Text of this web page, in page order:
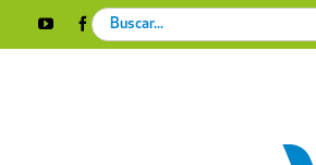
YouTubeFacebookInstagram
X
Search
for: